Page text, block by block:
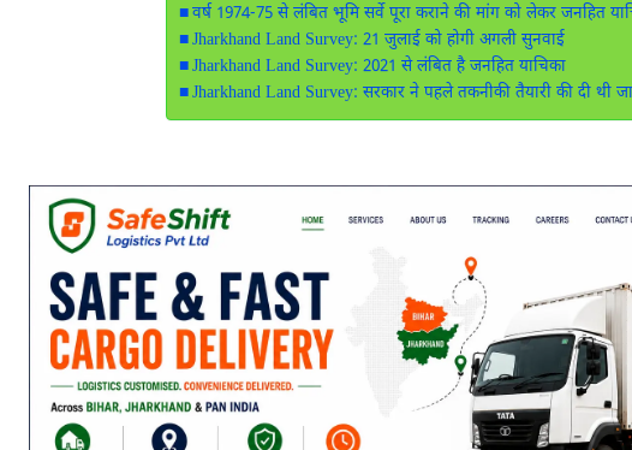
वर्ष 1974-75 से लंबित भूमि सर्वे पूरा कराने की मांग को लेकर जनहित
Jharkhand Land Survey: 21 जुलाई को होगी अगली सुनवाई
Jharkhand Land Survey: 2021 से लंबित है जनहित याचिका
Jharkhand Land Survey: सरकार ने पहले तकनीकी तैयारी की दी थी